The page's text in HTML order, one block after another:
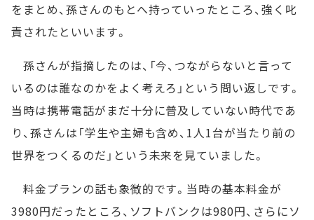
をまとめ、孫さんのもとへ持っていったところ、強く叱
責されたといいます。
孫さんが指摘したのは、「今、つながらないと言って
いるのは誰なのかをよく考えろ」という問い返しです。
当時は携帯電話がまだ十分に普及していない時代であ
り、孫さんは「学生や主婦も含め、1人1台が当たり前の
世界をつくるのだ」という未来を見ていました。
料金プランの話も象徴的です。当時の基本料金が
3980円だったところ、ソフトバンクは980円、さらにソ